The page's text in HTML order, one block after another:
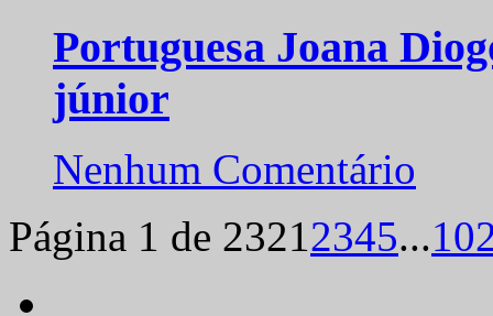
Portuguesa Joana
júnior
Nenhum Comentário
Página 1 de 23212345...10